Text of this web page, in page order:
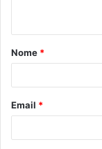
á
r
*
Nome *
Email *